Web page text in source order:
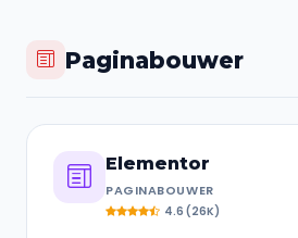
Paginabouwer
Elementor
PAGINABOUWER
4.6 (26K)